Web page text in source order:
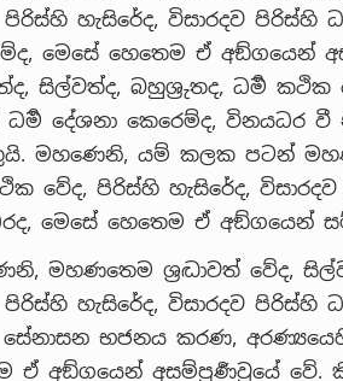
පිරිස්හි හැසිරේද, විසාරදව පිරිස්හි
මෙසේ හෙතෙම ඒ අඞ්ගයෙන්
සිල්වත්ද, බහුශ්‍රුතද, ධර්‍ම
දේශනා කෙරෙම්ද, විනයධර
මහණෙනි, යම් කලක පටන්
වේද, පිරිස්හි හැසිරේද,
මෙසේ හෙතෙම ඒ අඞ්ගයෙන්
මහණතෙම ශ්‍රද්‍ධාවත් වේද,
පිරිස්හි හැසිරේද, විසාරදව පිරිස්හි
සේනාසන භජනය කරණ,
ඒ අඞ්ගයෙන් අසම්පූර්‍ණවූයේ වේ.